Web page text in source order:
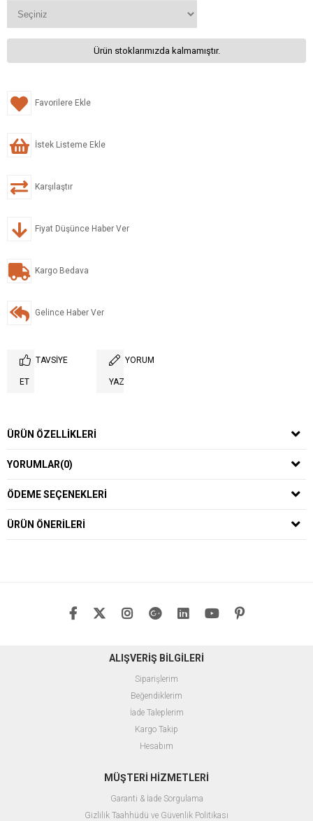
Ürün stoklarımızda kalmamıştır.
Favorilere Ekle
İstek Listeme Ekle
Karşılaştır
Fiyat Düşünce Haber Ver
Kargo Bedava
Gelince Haber Ver
TAVSIYE
ET
YORUM
YAZ
ÜRÜN ÖZELLIKLERI
YORUMLAR(0)
ÖDEME SEÇENEKLERI
ÜRÜN ÖNERILERI
ALIŞVERİŞ BİLGİLERİ
Siparişlerim
Beğendiklerim
İade Taleplerim
Kargo Takip
Hesabım
MÜŞTERİ HİZMETLERİ
Garanti & İade Sorgulama
Gizlilik Taahhüdü ve Güvenlik Politikası